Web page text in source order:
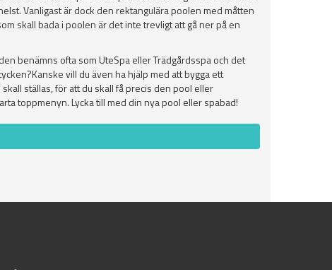
Vanligast är dock den rektangulära poolen med måtten
skall bada i poolen är det inte trevligt att gå ner på en
benämns ofta som UteSpa eller Trädgårdsspa och det
vill du även ha hjälp med att bygga ett
ställas, för att du skall få precis den pool eller
toppmenyn. Lycka till med din nya pool eller spabad!